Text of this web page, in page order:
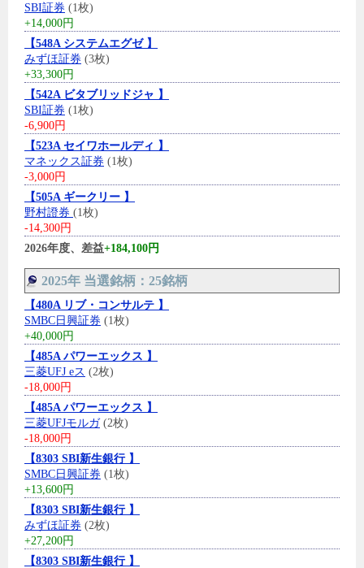
SBI証券 (1枚)
+14,000円
【548A システムエグゼ 】
みずほ証券 (3枚)
+33,300円
【542A ビタブリッドジャ 】
SBI証券 (1枚)
-6,900円
【523A セイワホールディ 】
マネックス証券 (1枚)
-3,000円
【505A ギークリー 】
野村證券 (1枚)
-14,300円
2026年度、差益+184,100円
2025年 当選銘柄：25銘柄
【480A リブ・コンサルテ 】
SMBC日興証券 (1枚)
+40,000円
【485A パワーエックス 】
三菱UFJ eス (2枚)
-18,000円
【485A パワーエックス 】
三菱UFJモルガ(2枚)
-18,000円
【8303 SBI新生銀行 】
SMBC日興証券 (1枚)
+13,600円
【8303 SBI新生銀行 】
みずほ証券 (2枚)
+27,200円
【8303 SBI新生銀行 】